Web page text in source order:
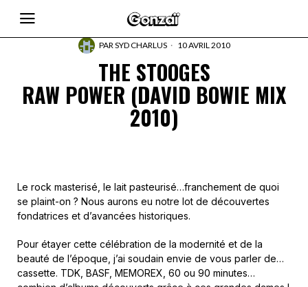
PARSYD CHARLUS 10 AVRIL 2010
THE STOOGES
RAW POWER (DAVID BOWIE MIX
2010)
Le rock masterisé, le lait pasteurisé…franchement de quoi
se plaint-on ? Nous aurons eu notre lot de découvertes
fondatrices et d’avancées historiques.
Pour étayer cette célébration de la modernité et de la
beauté de l’époque, j’ai soudain envie de vous parler de…
cassette. TDK, BASF, MEMOREX, 60 ou 90 minutes…